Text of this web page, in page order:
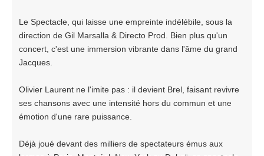
Le Spectacle, qui laisse une empreinte indélébile, sous la
direction de Gil Marsalla & Directo Prod. Bien plus qu'un
concert, c'est une immersion vibrante dans l'âme du grand
Jacques.
Olivier Laurent ne l'imite pas : il devient Brel, faisant revivre
ses chansons avec une intensité hors du commun et une
émotion d'une rare puissance.
Déjà joué devant des milliers de spectateurs émus aux